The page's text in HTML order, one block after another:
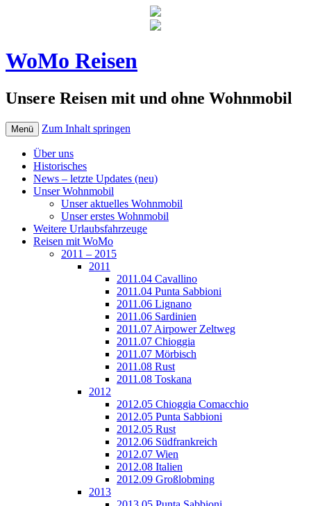
WoMo Reisen
Unsere Reisen mit und ohne Wohnmobil
Menü Zum Inhalt springen
Über uns
Historisches
News – letzte Updates (neu)
Unser Wohnmobil
Unser aktuelles Wohnmobil
Unser erstes Wohnmobil
Weitere Urlaubsfahrzeuge
Reisen mit WoMo
2011 – 2015
2011
2011.04 Cavallino
2011.04 Punta Sabbioni
2011.06 Lignano
2011.06 Sardinien
2011.07 Airpower Zeltweg
2011.07 Chioggia
2011.07 Mörbisch
2011.08 Rust
2011.08 Toskana
2012
2012.05 Chioggia Comacchio
2012.05 Punta Sabbioni
2012.05 Rust
2012.06 Südfrankreich
2012.07 Wien
2012.08 Italien
2012.09 Großlobming
2013